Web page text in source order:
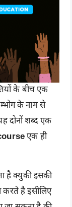
के बीच एक
के नाम से
दोनों शब्द एक
एक ही
है क्युकी इसकी
करते है इसीलिए